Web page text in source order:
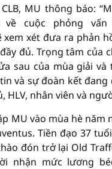
MU thông báo:
cuộc phỏng vấn
xem xét đưa ra phản
đủ. Trọng tâm của
sau của mùa giải
và sự đoàn kết đang
HLV, nhân viên và
MU vào mùa hè năm
Tiền đạo 37
đón trở lại Old
nhận mức lương